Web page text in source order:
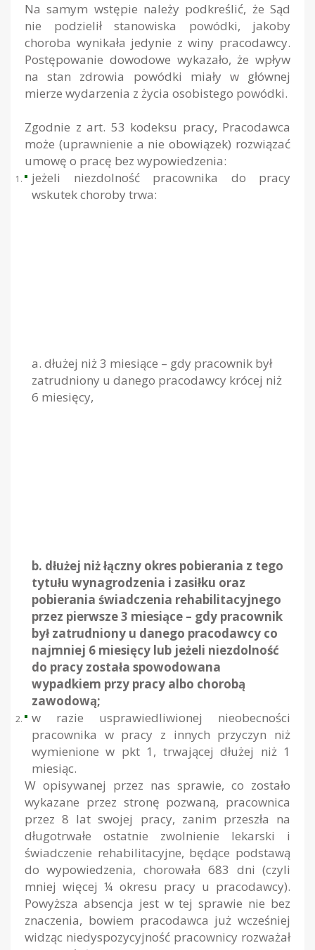
Na samym wstępie należy podkreślić, że Sąd
nie podzielił stanowiska powódki, jakoby
choroba wynikała jedynie z winy pracodawcy.
Postępowanie dowodowe wykazało, że wpływ
na stan zdrowia powódki miały w głównej
mierze wydarzenia z życia osobistego powódki.
Zgodnie z art. 53 kodeksu pracy, Pracodawca
może (uprawnienie a nie obowiązek) rozwiązać
umowę o pracę bez wypowiedzenia:
jeżeli niezdolność pracownika do pracy
wskutek choroby trwa:
a. dłużej niż 3 miesiące – gdy pracownik był
zatrudniony u danego pracodawcy krócej niż
6 miesięcy,
b. dłużej niż łączny okres pobierania z tego
tytułu wynagrodzenia i zasiłku oraz
pobierania świadczenia rehabilitacyjnego
przez pierwsze 3 miesiące – gdy pracownik
był zatrudniony u danego pracodawcy co
najmniej 6 miesięcy lub jeżeli niezdolność
do pracy została spowodowana
wypadkiem przy pracy albo chorobą
zawodową;
w razie usprawiedliwionej nieobecności
pracownika w pracy z innych przyczyn niż
wymienione w pkt 1, trwającej dłużej niż 1
miesiąc.
W opisywanej przez nas sprawie, co zostało
wykazane przez stronę pozwaną, pracownica
przez 8 lat swojej pracy, zanim przeszła na
długotrwałe ostatnie zwolnienie lekarski i
świadczenie rehabilitacyjne, będące podstawą
do wypowiedzenia, chorowała 683 dni (czyli
mniej więcej ¼ okresu pracy u pracodawcy).
Powyższa absencja jest w tej sprawie nie bez
znaczenia, bowiem pracodawca już wcześniej
widząc niedyspozycyjność pracownicy rozważał